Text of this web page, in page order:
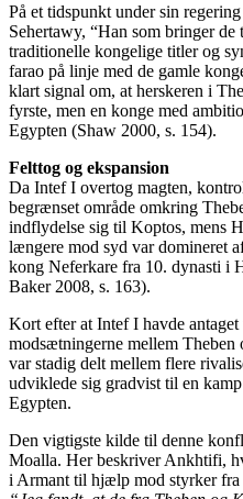
På et tidspunkt under sin
Sehertawy, “Han som bringer
traditionelle kongelige titler og
farao på linje med de gamle
klart signal om, at herskeren i
fyrste, men en konge med
Egypten (Shaw 2000, s. 154).
Felttog og ekspansion
Da Intef I overtog magten,
begrænset område omkring
indflydelse sig til Koptos, mens
længere mod syd var domineret
kong Neferkare fra 10. dynasti i
Baker 2008, s. 163).
Kort efter at Intef I havde
modsætningerne mellem
var stadig delt mellem flere
udviklede sig gradvist til en
Egypten.
Den vigtigste kilde til denne
Moalla. Her beskriver Ankhtifi,
i Armant til hjælp mod styrker fra